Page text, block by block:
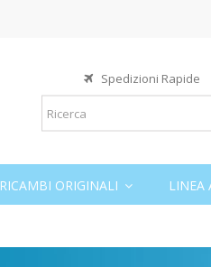
Spedizioni
RICAMBI ORIGINALI LINEA